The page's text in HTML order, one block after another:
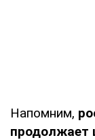
Напомним,
продолжает